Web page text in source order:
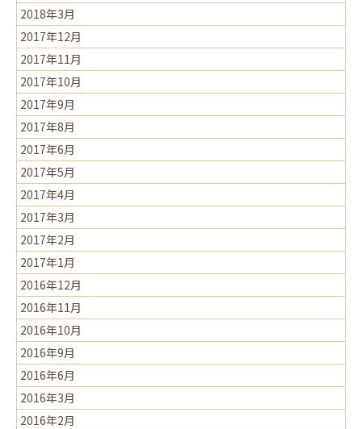
2018年3月
2017年12月
2017年11月
2017年10月
2017年9月
2017年8月
2017年6月
2017年5月
2017年4月
2017年3月
2017年2月
2017年1月
2016年12月
2016年11月
2016年10月
2016年9月
2016年6月
2016年3月
2016年2月